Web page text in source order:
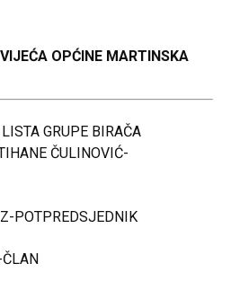
OPĆINE MARTINSKA
LISTA GRUPE BIRAČA
ČULINOVIĆ-
POTPREDSJEDNIK